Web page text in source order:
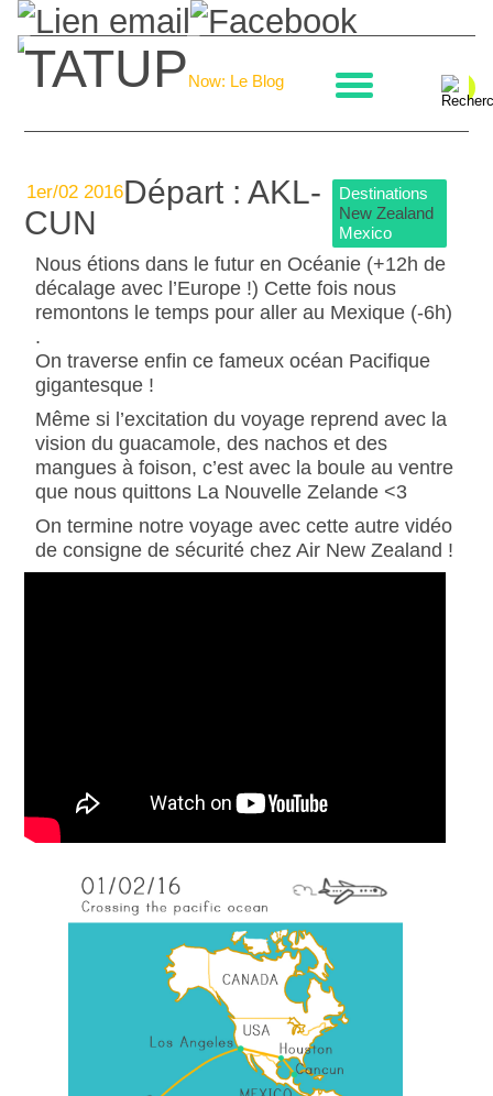
La boulangerie
TATUPNow: Le Blog
Destinations
New Zealand
Mexico
1er/02 2016Départ : AKL-
CUN
Nous étions dans le futur en Océanie (+12h de
décalage avec l’Europe !) Cette fois nous
remontons le temps pour aller au Mexique (-6h)
.
On traverse enfin ce fameux océan Pacifique
gigantesque !
Même si l’excitation du voyage reprend avec la
vision du guacamole, des nachos et des
mangues à foison, c’est avec la boule au ventre
que nous quittons La Nouvelle Zelande <3
On termine notre voyage avec cette autre vidéo
de consigne de sécurité chez Air New Zealand !